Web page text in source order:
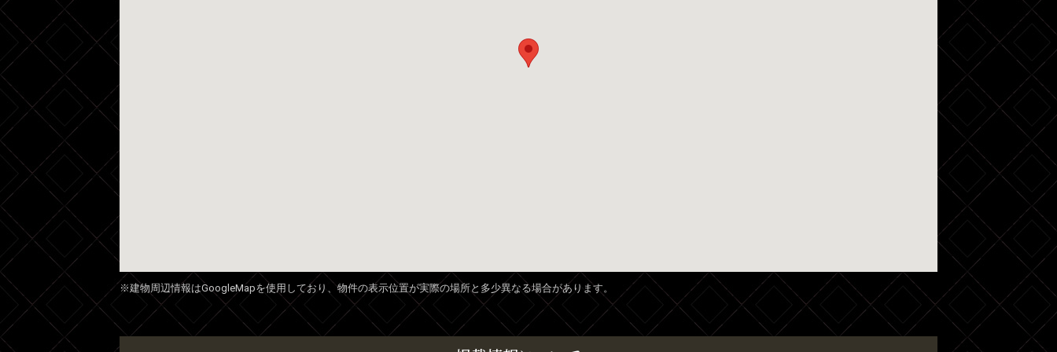
※建物周辺情報はGoogleMapを使用しており、物件の表示位置が実際の場所と多少異なる場合があります。